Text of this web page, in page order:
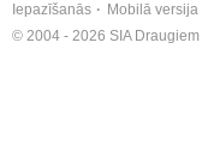
Iepazīšanās Mobilā versija
© 2004 - 2026 SIA Draugiem